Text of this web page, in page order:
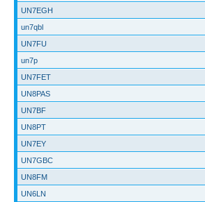
UN7EGH
un7qbl
UN7FU
un7p
UN7FET
UN8PAS
UN7BF
UN8PT
UN7EY
UN7GBC
UN8FM
UN6LN